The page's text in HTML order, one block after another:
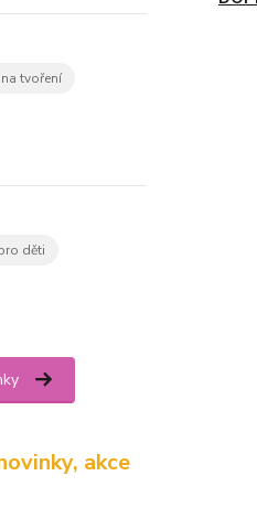
tvoření
děti
akce